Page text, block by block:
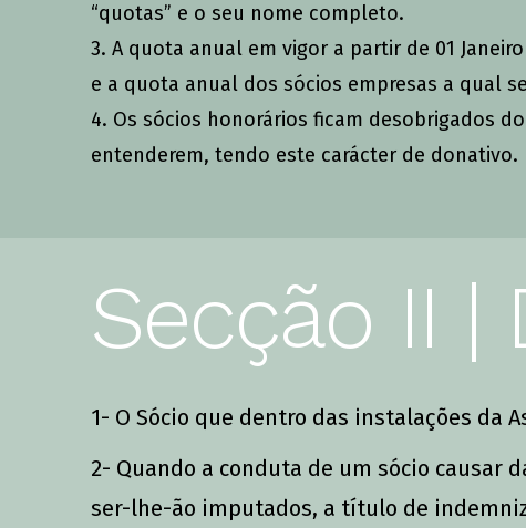
“quotas” e o seu nome completo.
3. A quota anual em vigor a partir de 01
e a quota anual dos sócios empresas a qual
4. Os sócios honorários ficam desobrigados
entenderem, tendo este carácter de donativo.
Secção II |
1- O Sócio que dentro das instalações da
2- Quando a conduta de um sócio causar
ser-lhe-ão imputados, a título de